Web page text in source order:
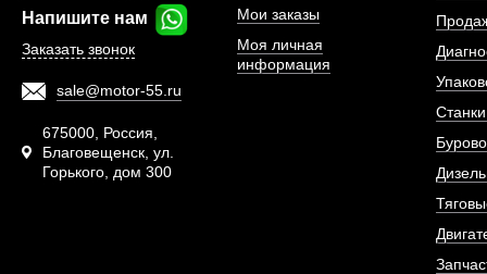
Термостат
Напишите нам
Заказать звонок
sale@motor-55.ru
675000, Россия,
Благовещенск, ул.
Горького, дом 300
Мои заказы
Моя личная
информация